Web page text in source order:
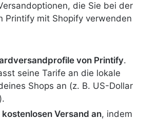
die Sie bei der
Printify mit Shopify verwenden
von Printify.
seine Tarife an die lokale
Shops an (z. B. US-Dollar
kostenlosen Versand an, indem